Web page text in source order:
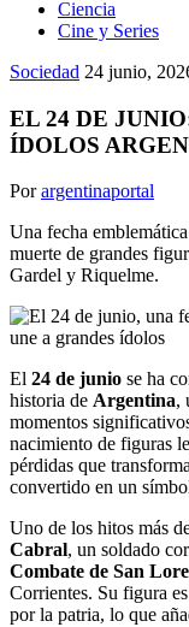
Ciencia
Cine y Series
Sociedad 24 junio,
EL 24 DE
ÍDOLOS
Porargentinaportal
Una fecha
muerte de grandes
Gardel y Riquelme.
El 24 de junio se ha
historia de Argentina,
momentos
nacimiento de figuras
pérdidas que
convertido en un
Uno de los hitos más
Cabral, un soldado
Combate de San
Corrientes. Su figura
por la patria, lo que